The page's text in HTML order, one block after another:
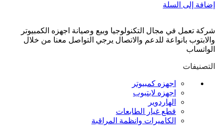
إضافة إلى السلة
شركة تعمل في مجال التكنولوجيا وبيع وصيانة اجهزه الكمبيوتر
والابتوب بانواعة للدعم والاتصال يرجي التواصل معنا من خلال
الواتساب
التصنيفات
اجهزه كمبيوتر
اجهزه لابتبوب
الهاردوير
قطع غيار الطابعات
الكاميرات وانظمة المراقبة